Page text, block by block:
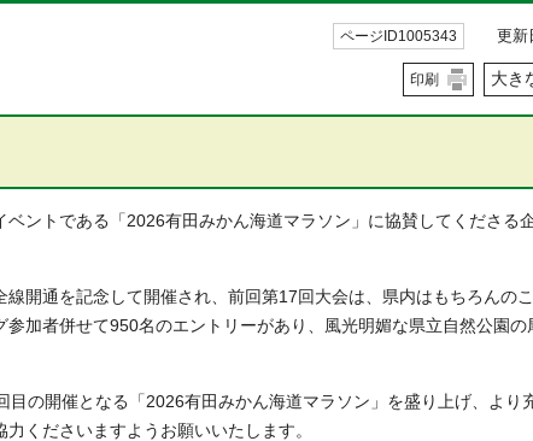
ページID1005343 更新
印刷 大き
ベントである「2026有田みかん海道マラソン」に協賛してくださる
線開通を記念して開催され、前回第17回大会は、県内はもちろんの
参加者併せて950名のエントリーがあり、風光明媚な県立自然公園の
の開催となる「2026有田みかん海道マラソン」を盛り上げ、より
くださいますようお願いいたします。